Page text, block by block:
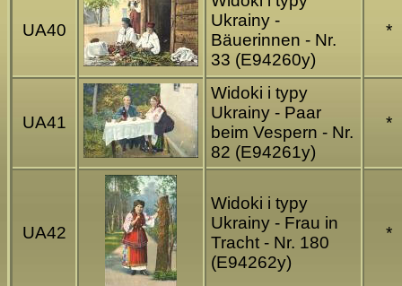
UA40
Ukrainy -
Bäuerinnen - Nr.
33 (E94260y)
*
UA41
Widoki i typy
Ukrainy - Paar
beim Vespern - Nr.
82 (E94261y)
*
UA42
Widoki i typy
Ukrainy - Frau in
Tracht - Nr. 180
(E94262y)
*